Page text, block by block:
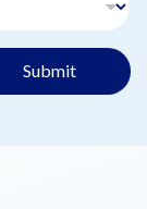
Submit